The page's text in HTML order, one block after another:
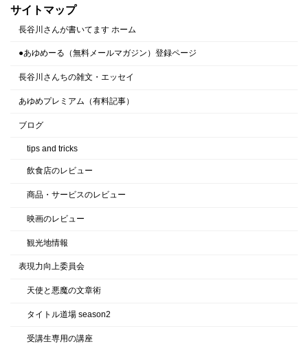
サイトマップ
長谷川さんが書いてます ホーム
●あゆめーる（無料メールマガジン）登録ページ
長谷川さんちの雑文・エッセイ
あゆめプレミアム（有料記事）
ブログ
tips and tricks
飲食店のレビュー
商品・サービスのレビュー
映画のレビュー
観光地情報
表現力向上委員会
天使と悪魔の文章術
タイトル道場 season2
受講生専用の講座